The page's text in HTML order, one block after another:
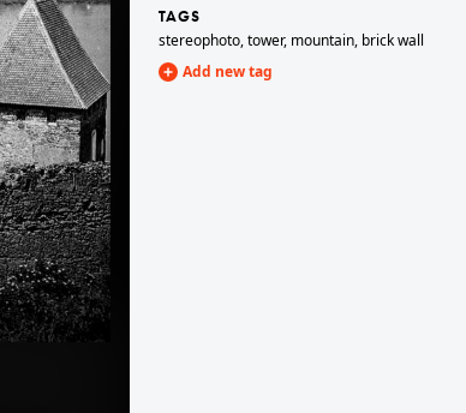
1900 · Budaörs
kilátás a Kálvária-dombról a Mária-völgy felé. A felvétel 1900 előtt készült.
TAGS
stereophoto,tower, mountain, brick wall
Add new tag